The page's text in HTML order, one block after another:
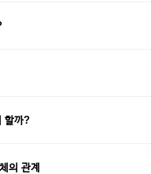
할까?
의 관계